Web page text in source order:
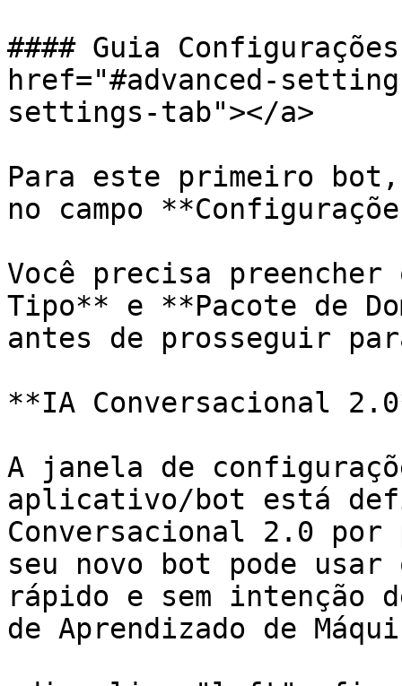
#### Guia
href="#advanced-
settings-tab"></a>
Para este primeiro bot,
no campo
Você precisa preencher
Tipo** e **Pacote de
antes de prosseguir
**IA Conversacional
A janela de
aplicativo/bot está
Conversacional 2.0
seu novo bot pode
rápido e sem intenção
de Aprendizado de